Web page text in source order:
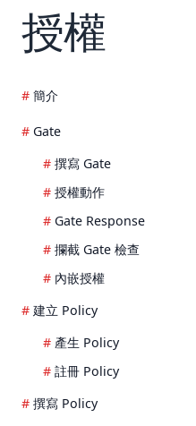
授權
簡介
Gate
撰寫 Gate
授權動作
Gate Response
攔截 Gate 檢查
內嵌授權
建立 Policy
產生 Policy
註冊 Policy
撰寫 Policy